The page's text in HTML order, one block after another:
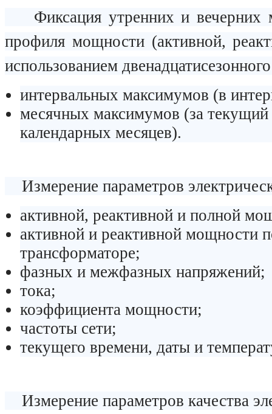
Фиксация утренних и вечерних
профиля мощности (активной,
использованием
интервальных максимумов (в
месячных максимумов (за
календарных месяцев).
Измерение параметров
активной, реактивной и полной
активной и реактивной мощности
трансформаторе;
фазных и межфазных напряжений;
тока;
коэффициента мощности;
частоты сети;
текущего времени, даты и
Измерение параметров качества